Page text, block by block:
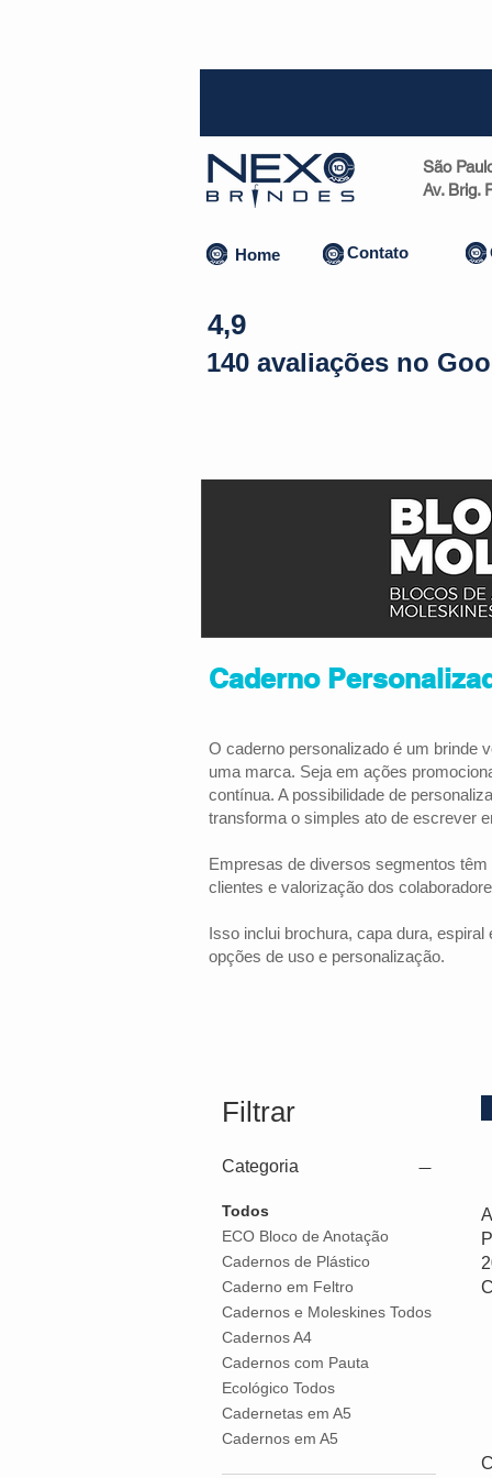
São
Av. Brig.
Home Contato
4,9
140 avaliações no
Caderno
O caderno personalizado é um brinde
uma marca. Seja em ações
contínua. A possibilidade de
transforma o simples ato de escrever
Empresas de diversos segmentos
clientes e valorização dos
Isso inclui brochura, capa dura,
opções de uso e personalização.
Filtrar
Categoria
Todos
ECO Bloco de Anotação
Cadernos de Plástico
Caderno em Feltro
Cadernos e Moleskines Todos
Cadernos A4
Cadernos com Pauta
Ecológico Todos
Cadernetas em A5
Cadernos em A5